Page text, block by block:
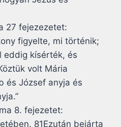
27 fejezezetet:
figyelte, mi történik;
eddig kísérték, és
volt Mária
és József anyja és
8. fejezetet:
81Ezután bejárta